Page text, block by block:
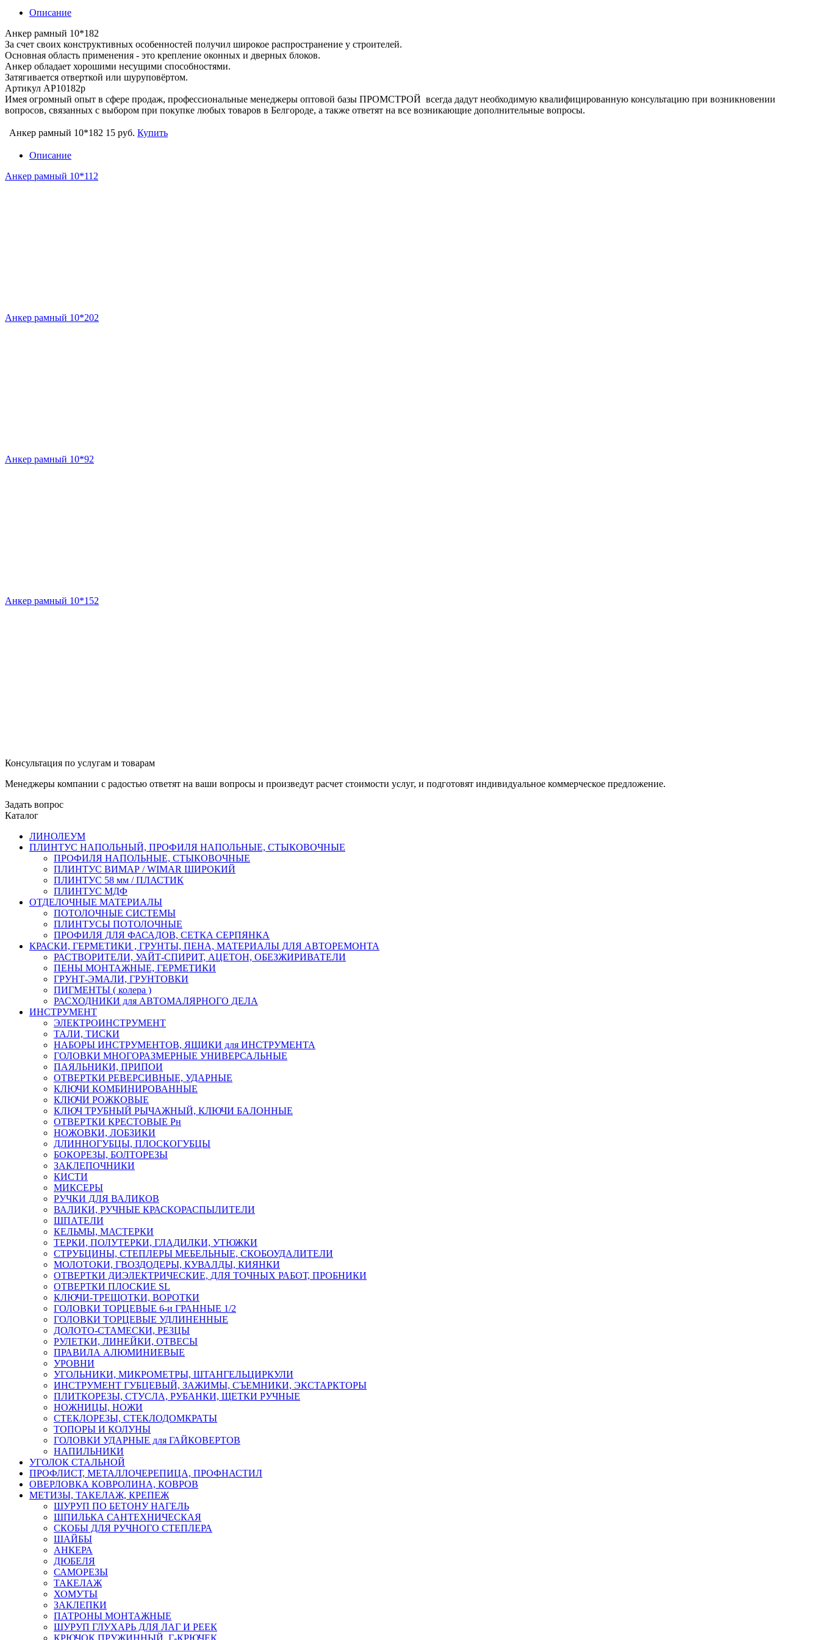
Описание
Анкер рамный 10*182
За счет своих конструктивных особенностей получил широкое распространение у строителей.
Основная область применения - это крепление оконных и дверных блоков.
Анкер обладает хорошими несущими способностями.
Затягивается отверткой или шуруповёртом.
Артикул АР10182р
Имея огромный опыт в сфере продаж, профессиональные менеджеры оптовой базы ПРОМСТРОЙ всегда дадут необходимую квалифицированную консультацию при возникновении
вопросов, связанных с выбором при покупке любых товаров в Белгороде, а также ответят на все возникающие дополнительные вопросы.
Анкер рамный 10*182 15 руб. Купить
Описание
Анкер рамный 10*112
Анкер рамный 10*202
Анкер рамный 10*92
Анкер рамный 10*152
Консультация по услугам и товарам
Менеджеры компании с радостью ответят на ваши вопросы и произведут расчет стоимости услуг, и подготовят индивидуальное коммерческое предложение.
Задать вопрос
Каталог
ЛИНОЛЕУМ
ПЛИНТУС НАПОЛЬНЫЙ, ПРОФИЛЯ НАПОЛЬНЫЕ, СТЫКОВОЧНЫЕ
ПРОФИЛЯ НАПОЛЬНЫЕ, СТЫКОВОЧНЫЕ
ПЛИНТУС ВИМАР / WIMAR ШИРОКИЙ
ПЛИНТУС 58 мм / ПЛАСТИК
ПЛИНТУС МДФ
ОТДЕЛОЧНЫЕ МАТЕРИАЛЫ
ПОТОЛОЧНЫЕ СИСТЕМЫ
ПЛИНТУСЫ ПОТОЛОЧНЫЕ
ПРОФИЛЯ ДЛЯ ФАСАДОВ, СЕТКА СЕРПЯНКА
КРАСКИ, ГЕРМЕТИКИ , ГРУНТЫ, ПЕНА, МАТЕРИАЛЫ ДЛЯ АВТОРЕМОНТА
РАСТВОРИТЕЛИ, УАЙТ-СПИРИТ, АЦЕТОН, ОБЕЗЖИРИВАТЕЛИ
ПЕНЫ МОНТАЖНЫЕ, ГЕРМЕТИКИ
ГРУНТ-ЭМАЛИ, ГРУНТОВКИ
ПИГМЕНТЫ ( колера )
РАСХОДНИКИ для АВТОМАЛЯРНОГО ДЕЛА
ИНСТРУМЕНТ
ЭЛЕКТРОИНСТРУМЕНТ
ТАЛИ, ТИСКИ
НАБОРЫ ИНСТРУМЕНТОВ, ЯЩИКИ для ИНСТРУМЕНТА
ГОЛОВКИ МНОГОРАЗМЕРНЫЕ УНИВЕРСАЛЬНЫЕ
ПАЯЛЬНИКИ, ПРИПОИ
ОТВЕРТКИ РЕВЕРСИВНЫЕ, УДАРНЫЕ
КЛЮЧИ КОМБИНИРОВАННЫЕ
КЛЮЧИ РОЖКОВЫЕ
КЛЮЧ ТРУБНЫЙ РЫЧАЖНЫЙ, КЛЮЧИ БАЛОННЫЕ
ОТВЕРТКИ КРЕСТОВЫЕ Рн
НОЖОВКИ, ЛОБЗИКИ
ДЛИННОГУБЦЫ, ПЛОСКОГУБЦЫ
БОКОРЕЗЫ, БОЛТОРЕЗЫ
ЗАКЛЕПОЧНИКИ
КИСТИ
МИКСЕРЫ
РУЧКИ ДЛЯ ВАЛИКОВ
ВАЛИКИ, РУЧНЫЕ КРАСКОРАСПЫЛИТЕЛИ
ШПАТЕЛИ
КЕЛЬМЫ, МАСТЕРКИ
ТЕРКИ, ПОЛУТЕРКИ, ГЛАДИЛКИ, УТЮЖКИ
СТРУБЦИНЫ, СТЕПЛЕРЫ МЕБЕЛЬНЫЕ, СКОБОУДАЛИТЕЛИ
МОЛОТОКИ, ГВОЗДОДЕРЫ, КУВАЛДЫ, КИЯНКИ
ОТВЕРТКИ ДИЭЛЕКТРИЧЕСКИЕ, ДЛЯ ТОЧНЫХ РАБОТ, ПРОБНИКИ
ОТВЕРТКИ ПЛОСКИЕ SL
КЛЮЧИ-ТРЕЩОТКИ, ВОРОТКИ
ГОЛОВКИ ТОРЦЕВЫЕ 6-и ГРАННЫЕ 1/2
ГОЛОВКИ ТОРЦЕВЫЕ УДЛИНЕННЫЕ
ДОЛОТО-СТАМЕСКИ, РЕЗЦЫ
РУЛЕТКИ, ЛИНЕЙКИ, ОТВЕСЫ
ПРАВИЛА АЛЮМИНИЕВЫЕ
УРОВНИ
УГОЛЬНИКИ, МИКРОМЕТРЫ, ШТАНГЕЛЬЦИРКУЛИ
ИНСТРУМЕНТ ГУБЦЕВЫЙ, ЗАЖИМЫ, СЪЕМНИКИ, ЭКСТАРКТОРЫ
ПЛИТКОРЕЗЫ, СТУСЛА, РУБАНКИ, ЩЕТКИ РУЧНЫЕ
НОЖНИЦЫ, НОЖИ
СТЕКЛОРЕЗЫ, СТЕКЛОДОМКРАТЫ
ТОПОРЫ И КОЛУНЫ
ГОЛОВКИ УДАРНЫЕ для ГАЙКОВЕРТОВ
НАПИЛЬНИКИ
УГОЛОК СТАЛЬНОЙ
ПРОФЛИСТ, МЕТАЛЛОЧЕРЕПИЦА, ПРОФНАСТИЛ
ОВЕРЛОВКА КОВРОЛИНА, КОВРОВ
МЕТИЗЫ, ТАКЕЛАЖ, КРЕПЕЖ
ШУРУП ПО БЕТОНУ НАГЕЛЬ
ШПИЛЬКА САНТЕХНИЧЕСКАЯ
СКОБЫ ДЛЯ РУЧНОГО СТЕПЛЕРА
ШАЙБЫ
АНКЕРА
ДЮБЕЛЯ
САМОРЕЗЫ
ТАКЕЛАЖ
ХОМУТЫ
ЗАКЛЕПКИ
ПАТРОНЫ МОНТАЖНЫЕ
ШУРУП ГЛУХАРЬ ДЛЯ ЛАГ И РЕЕК
КРЮЧОК ПРУЖИННЫЙ, Г-КРЮЧЕК